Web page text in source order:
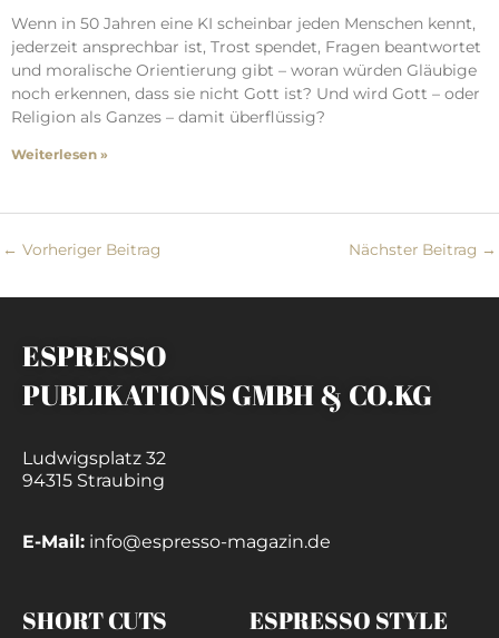
Wenn in 50 Jahren eine KI scheinbar jeden Menschen kennt,
jederzeit ansprechbar ist, Trost spendet, Fragen beantwortet
und moralische Orientierung gibt – woran würden Gläubige
noch erkennen, dass sie nicht Gott ist? Und wird Gott – oder
Religion als Ganzes – damit überflüssig?
Weiterlesen »
← Vorheriger Beitrag Nächster Beitrag →
ESPRESSO
PUBLIKATIONS GMBH & CO.KG
Ludwigsplatz 32
94315 Straubing
E-Mail: info@espresso-magazin.de
SHORT CUTS ESPRESSO STYLE